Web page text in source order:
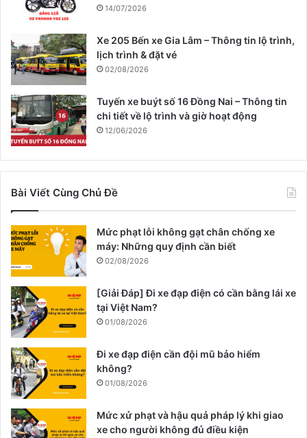
14/07/2026
Xe 205 Bến xe Gia Lâm – Thông tin lộ trình,
lịch trình & đặt vé
02/08/2026
Tuyến xe buýt số 16 Đồng Nai – Thông tin
chi tiết về lộ trình và giờ hoạt động
12/06/2026
Bài Viết Cùng Chủ Đề
Mức phạt lỗi không gạt chân chống xe
máy: Những quy định cần biết
02/08/2026
[Giải Đáp] Đi xe đạp điện có cần bằng lái xe
tại Việt Nam?
01/08/2026
Đi xe đạp điện cần đội mũ bảo hiểm
không?
01/08/2026
Mức xử phạt và hậu quả pháp lý khi giao
xe cho người không đủ điều kiện